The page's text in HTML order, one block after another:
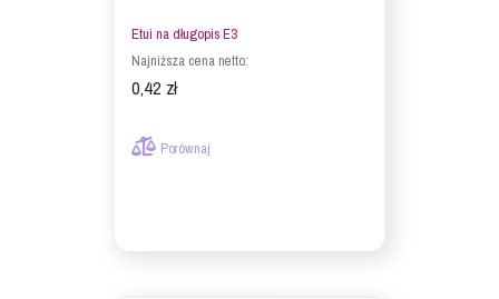
Etui na długopis E3
Najniższa cena netto:
0,42 zł
Porównaj